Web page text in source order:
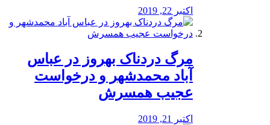
اکتبر 22, 2019
مرگ دردناک بهروز در عباس
آباد محمدشهر و درخواست
عجیب همسرش
اکتبر 21, 2019